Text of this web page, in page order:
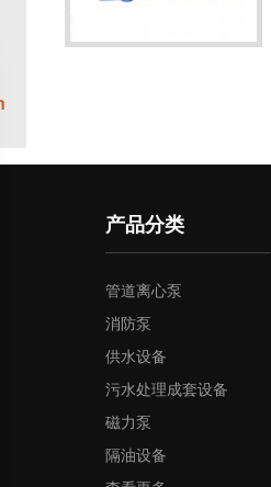
产品分类
管道离心泵
消防泵
供水设备
污水处理成套设备
磁力泵
隔油设备